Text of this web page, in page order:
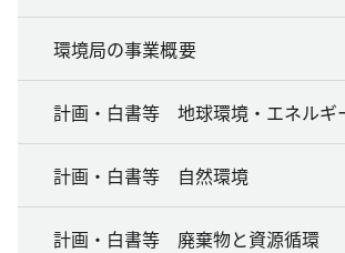
環境局の事業概要
計画・白書等 地球環境・エネルギ
計画・白書等 自然環境
計画・白書等 廃棄物と資源循環